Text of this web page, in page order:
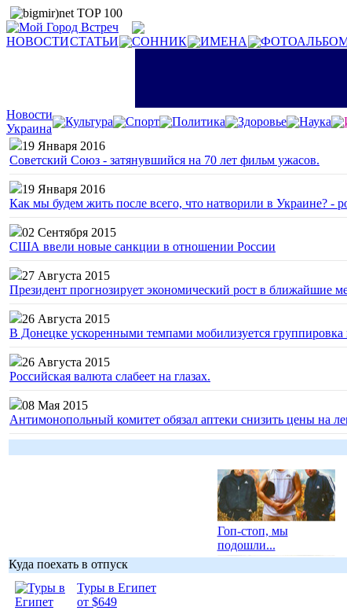
НОВОСТИСТАТЬИ СОННИК ИМЕНА
Новости
Украина
Культура Спорт Политика Здоровье Наука
19 Января 2016
Советский Союз - затянувшийся на 70 лет фильм ужасов.
19 Января 2016
Как мы будем жить после всего, что натворили в Украине? -
02 Сентября 2015
США ввели новые санкции в отношении России
27 Августа 2015
Президент прогнозирует экономический рост в ближайшие
26 Августа 2015
В Донецке ускоренными темпами мобилизуется группировка
26 Августа 2015
Российская валюта слабеет на глазах.
08 Мая 2015
Антимонопольный комитет обязал аптеки снизить цены на
Гоп-стоп, мы
подошли...
Куда поехать в отпуск
Туры в Египет
от $649